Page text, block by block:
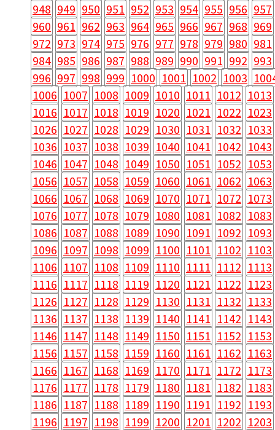
948 949 950 951 952 953 954 955 956 957
960 961 962 963 964 965 966 967 968 969
972 973 974 975 976 977 978 979 980 981
984 985 986 987 988 989 990 991 992 993
996 997 998 999 1000 1001 1002 1003
1006 1007 1008 1009 1010 1011 1012 1013
1016 1017 1018 1019 1020 1021 1022 1023
1026 1027 1028 1029 1030 1031 1032 1033
1036 1037 1038 1039 1040 1041 1042 1043
1046 1047 1048 1049 1050 1051 1052 1053
1056 1057 1058 1059 1060 1061 1062 1063
1066 1067 1068 1069 1070 1071 1072 1073
1076 1077 1078 1079 1080 1081 1082 1083
1086 1087 1088 1089 1090 1091 1092 1093
1096 1097 1098 1099 1100 1101 1102 1103
1106 1107 1108 1109 1110 1111 1112 1113
1116 1117 1118 1119 1120 1121 1122 1123
1126 1127 1128 1129 1130 1131 1132 1133
1136 1137 1138 1139 1140 1141 1142 1143
1146 1147 1148 1149 1150 1151 1152 1153
1156 1157 1158 1159 1160 1161 1162 1163
1166 1167 1168 1169 1170 1171 1172 1173
1176 1177 1178 1179 1180 1181 1182 1183
1186 1187 1188 1189 1190 1191 1192 1193
1196 1197 1198 1199 1200 1201 1202 1203